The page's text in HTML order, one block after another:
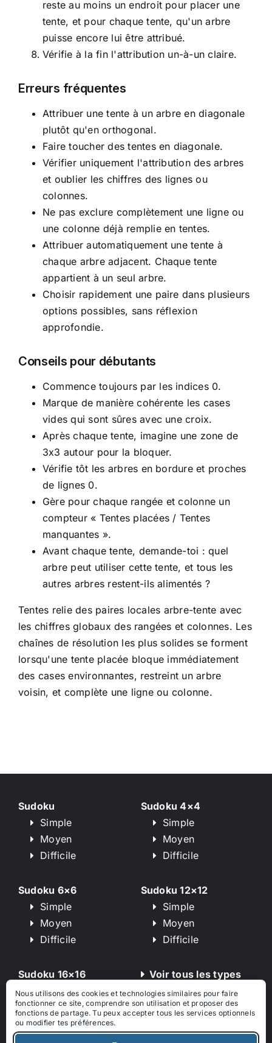
Nous utilisons des cookies et technologies similaires pour faire
fonctionner ce site, comprendre son utilisation et proposer des
fonctions de partage. Tu peux accepter tous les services optionnels
ou modifier tes préférences.
reste au moins un endroit pour placer une
tente, et pour chaque tente, qu'un arbre
puisse encore lui être attribué.
Vérifie à la fin l'attribution un-à-un claire.
Erreurs fréquentes
Attribuer une tente à un arbre en diagonale
plutôt qu'en orthogonal.
Faire toucher des tentes en diagonale.
Vérifier uniquement l'attribution des arbres
et oublier les chiffres des lignes ou
colonnes.
Ne pas exclure complètement une ligne ou
une colonne déjà remplie en tentes.
Attribuer automatiquement une tente à
chaque arbre adjacent. Chaque tente
appartient à un seul arbre.
Choisir rapidement une paire dans plusieurs
options possibles, sans réflexion
approfondie.
Conseils pour débutants
Commence toujours par les indices 0.
Marque de manière cohérente les cases
vides qui sont sûres avec une croix.
Après chaque tente, imagine une zone de
3x3 autour pour la bloquer.
Vérifie tôt les arbres en bordure et proches
de lignes 0.
Gère pour chaque rangée et colonne un
compteur « Tentes placées / Tentes
manquantes ».
Avant chaque tente, demande-toi : quel
arbre peut utiliser cette tente, et tous les
autres arbres restent-ils alimentés ?
Tentes relie des paires locales arbre-tente avec
les chiffres globaux des rangées et colonnes. Les
chaînes de résolution les plus solides se forment
lorsqu'une tente placée bloque immédiatement
des cases environnantes, restreint un arbre
voisin, et complète une ligne ou colonne.
Sudoku
Simple
Moyen
Difficile
Sudoku 4×4
Simple
Moyen
Difficile
Sudoku 6×6
Simple
Moyen
Difficile
Sudoku 12×12
Simple
Moyen
Difficile
Sudoku 16×16
Simple
Moyen
Difficile
Voir tous les types
de puzzle